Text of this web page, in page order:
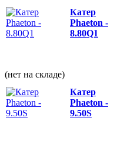
Катер
Phaeton -
8.80Q1
(нет на складе)
Катер
Phaeton -
9.50S